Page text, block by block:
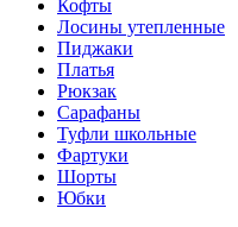
Кофты
Лосины утепленные
Пиджаки
Платья
Рюкзак
Сарафаны
Туфли школьные
Фартуки
Шорты
Юбки